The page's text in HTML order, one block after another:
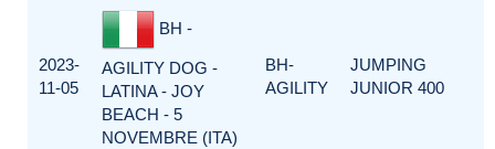
2023-
11-05
BH -
AGILITY DOG -
LATINA - JOY
BEACH - 5
NOVEMBRE (ITA)
BH-
AGILITY
JUMPING
JUNIOR 400